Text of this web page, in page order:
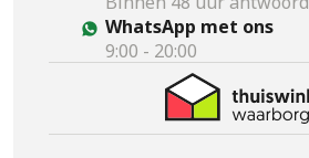
WhatsApp met ons
9:00 - 20:00